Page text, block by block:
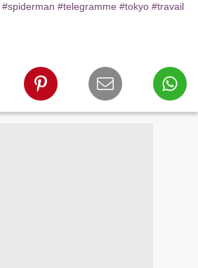
#spiderman #telegramme #tokyo #travail